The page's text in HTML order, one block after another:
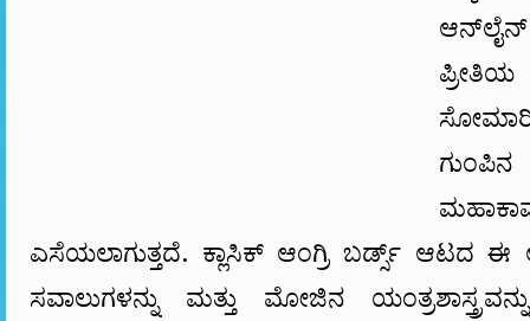
ಎಸೆಯಲಾಗುತ್ತದೆ. ಕ್ಲಾಸಿಕ್ ಆಂಗ್ರಿ ಬರ್ಡ್ಸ್ ಆಟದ ಈ
ಸವಾಲುಗಳನ್ನು ಮತ್ತು ಮೋಜಿನ